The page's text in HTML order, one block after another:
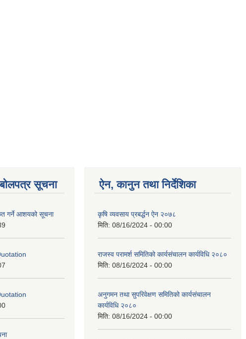
सूचना
गर्ने आशयको सूचना
ऐन, कानुन तथा निर्देशिका
कृषि व्यवसाय प्रबर्द्धन ऐन २०७८
मिति: 08/16/2024 - 00:00
राजस्व परामर्श समितिको कार्यसंचालन कार्यविधि २०८०
मिति: 08/16/2024 - 00:00
अनुगमन तथा सुपरिवेक्षण समितिको कार्यसंचालन
कार्यविधि २०८०
मिति: 08/16/2024 - 00:00